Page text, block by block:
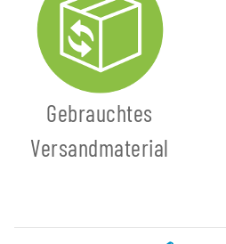
Gebrauchtes
Versandmaterial